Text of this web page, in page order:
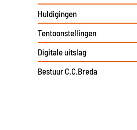
Huldigingen
Tentoonstellingen
Digitale uitslag
Bestuur C.C.Breda